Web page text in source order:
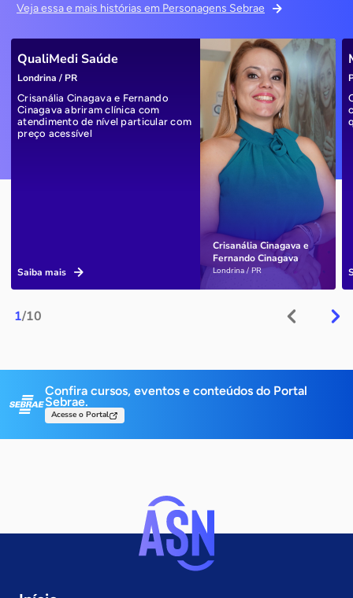
Veja essa e mais histórias em Personagens Sebrae
1/10
Crisanália Cinagava e
Fernando Cinagava
Londrina / PR
QualiMedi Saúde
Londrina / PR
Crisanália Cinagava e Fernando
Cinagava abriram clínica com
atendimento de nível particular com
preço acessível
Saiba mais
Confira cursos, eventos e conteúdos do Portal
Sebrae.
Acesse o Portal